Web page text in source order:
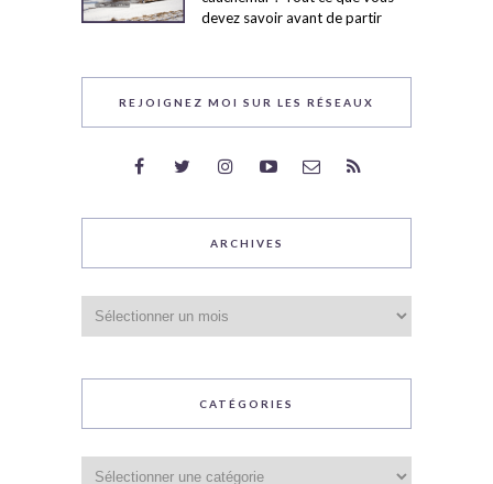
devez savoir avant de partir
REJOIGNEZ MOI SUR LES RÉSEAUX
ARCHIVES
CATÉGORIES